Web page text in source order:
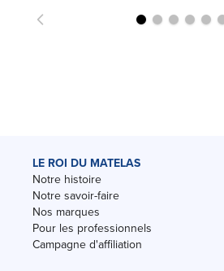
LE ROI DU MATELAS
Notre histoire
Notre savoir-faire
Nos marques
Pour les professionnels
Campagne d'affiliation